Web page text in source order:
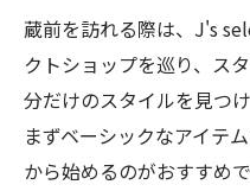
蔵前を訪れる際は、J's
クトショップを巡り、ス
分だけのスタイルを見つ
まずベーシックなアイテ
から始めるのがおすすめで